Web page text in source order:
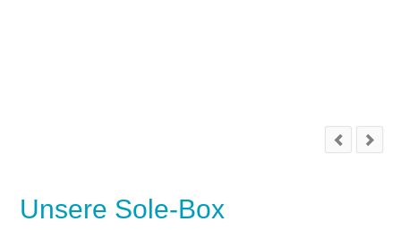
Unsere Sole-Box